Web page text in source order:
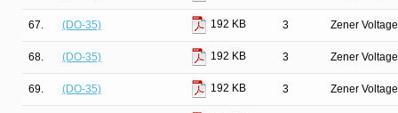
67. (DO-35) 192 KB 3 Zener
68. (DO-35) 192 KB 3 Zener
69. (DO-35) 192 KB 3 Zener